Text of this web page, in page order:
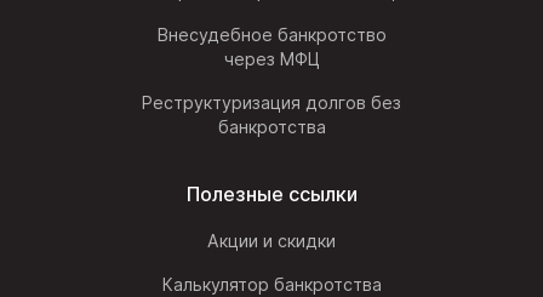
Внесудебное банкротство
через МФЦ
Реструктуризация долгов без
банкротства
Полезные ссылки
Акции и скидки
Калькулятор банкротства